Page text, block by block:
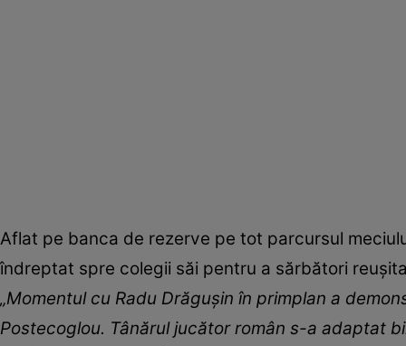
Aflat pe banca de rezerve pe tot parcursul
îndreptat spre colegii săi pentru a sărbători
„Momentul cu Radu Drăgușin în primplan a
Postecoglou. Tânărul jucător român s-a adaptat